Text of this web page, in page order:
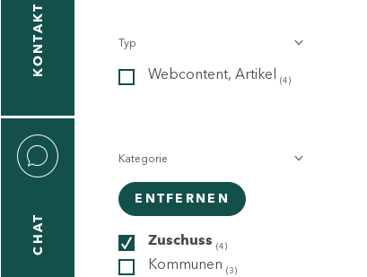
KONTAKT
CHAT
Typ
Webcontent, Artikel (4)
Kategorie
ENTFERNEN
Zuschuss (4)
Kommunen (3)